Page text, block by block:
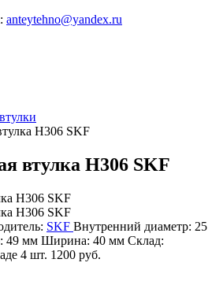
anteytehno@yandex.ru
H306 SKF
втулка H306 SKF
SKF Внутренний диаметр: 25
49 мм Ширина: 40 мм Склад:
4 шт. 1200 руб.